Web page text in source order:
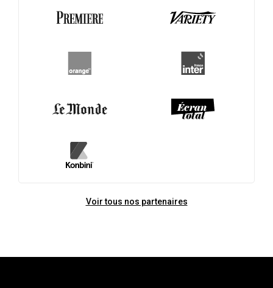
Voir tous nos partenaires